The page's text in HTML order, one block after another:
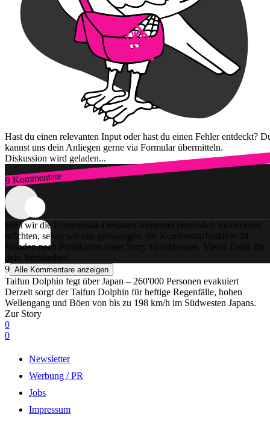
Hast du einen relevanten Input oder hast du einen Fehler entdeckt?
kannst uns dein Anliegen gerne via Formular übermitteln.
Diskussion wird geladen...
9 Kommentare
Zum Login
Weil wir die Kommentar-Debatten weiterhin persönlich moderieren
möchten, sehen wir uns gezwungen, die Kommentarfunktion 24
Stunden nach Publikation einer Story zu schliessen. Vielen Dank für
dein Verständnis!
9 Alle Kommentare anzeigen
Taifun Dolphin fegt über Japan – 260'000 Personen evakuiert
Derzeit sorgt der Taifun Dolphin für heftige Regenfälle, hohen
Wellengang und Böen von bis zu 198 km/h im Südwesten Japans.
Zur Story
0
0
Newsletter
Werbung / PR
Jobs
Impressum